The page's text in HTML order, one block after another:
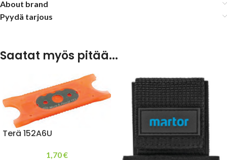
About brand
Pyydä tarjous
Saatat myös pitää...
Terä 152A6U
1,70€